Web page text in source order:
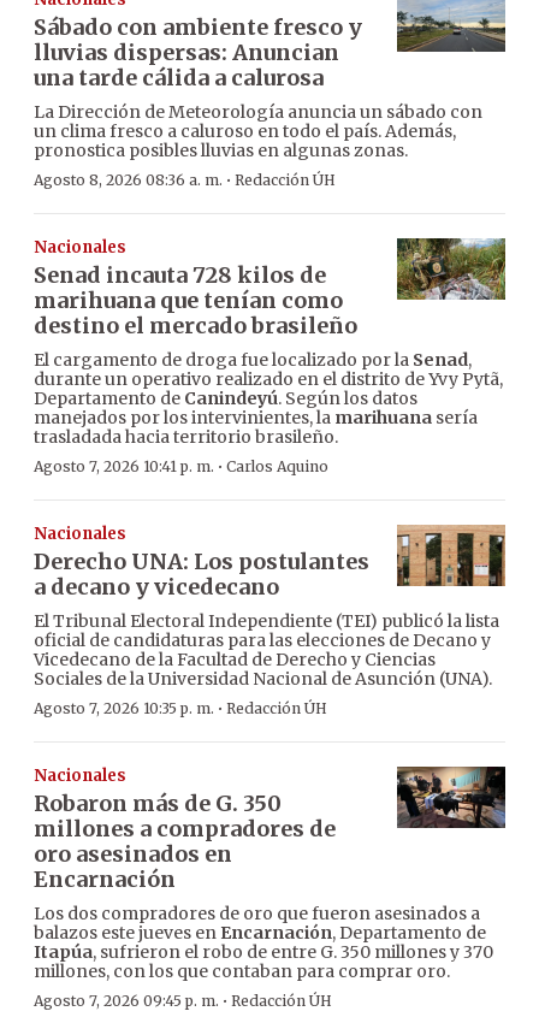
Sábado con ambiente fresco y
lluvias dispersas: Anuncian
una tarde cálida a calurosa
La Dirección de Meteorología anuncia un sábado con
un clima fresco a caluroso en todo el país. Además,
pronostica posibles lluvias en algunas zonas.
Agosto 8, 2026 08:36 a. m. · Redacción ÚH
Nacionales
Senad incauta 728 kilos de
marihuana que tenían como
destino el mercado brasileño
El cargamento de droga fue localizado por la Senad,
durante un operativo realizado en el distrito de Yvy Pytã,
Departamento de Canindeyú. Según los datos
manejados por los intervinientes, la marihuana sería
trasladada hacia territorio brasileño.
Agosto 7, 2026 10:41 p. m. · Carlos Aquino
Nacionales
Derecho UNA: Los postulantes
a decano y vicedecano
El Tribunal Electoral Independiente (TEI) publicó la lista
oficial de candidaturas para las elecciones de Decano y
Vicedecano de la Facultad de Derecho y Ciencias
Sociales de la Universidad Nacional de Asunción (UNA).
Agosto 7, 2026 10:35 p. m. · Redacción ÚH
Nacionales
Robaron más de G. 350
millones a compradores de
oro asesinados en
Encarnación
Los dos compradores de oro que fueron asesinados a
balazos este jueves en Encarnación, Departamento de
Itapúa, sufrieron el robo de entre G. 350 millones y 370
millones, con los que contaban para comprar oro.
Agosto 7, 2026 09:45 p. m. · Redacción ÚH